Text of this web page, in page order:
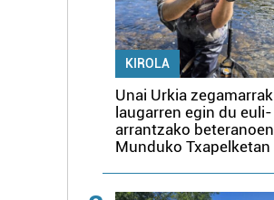
KIROLA
Unai Urkia zegamarrak
laugarren egin du euli-
arrantzako beteranoen
Munduko Txapelketan